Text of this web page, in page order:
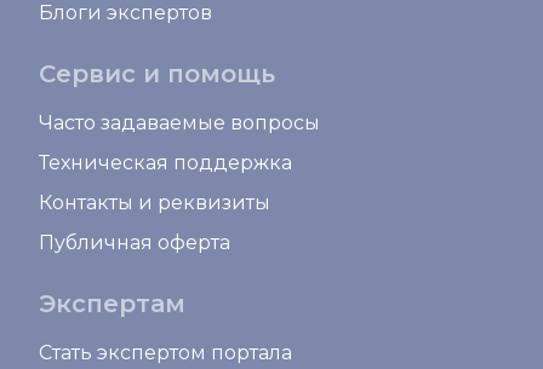
Блоги экспертов
Сервис и помощь
Часто задаваемые вопросы
Техническая поддержка
Контакты и реквизиты
Публичная оферта
Экспертам
Стать экспертом портала